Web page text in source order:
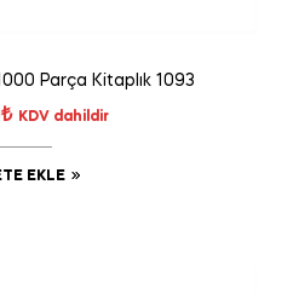
Parça Kitaplık 1093
₺ KDV dahildir
EKLE